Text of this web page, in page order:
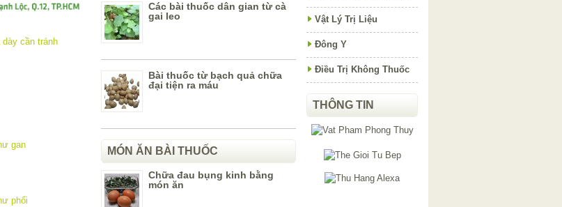
gan
phổi
Các bài thuốc dân gian từ cà
gai leo
Bài thuốc từ bạch quả chữa
đại tiện ra máu
MÓN ĂN BÀI THUỐC
Chữa đau bụng kinh bằng
món ăn
Vật Lý Trị Liệu
Đông Y
Điều Trị Không Thuốc
THÔNG TIN